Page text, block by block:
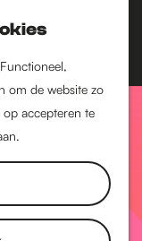
om de website zo
accepteren te
West
van